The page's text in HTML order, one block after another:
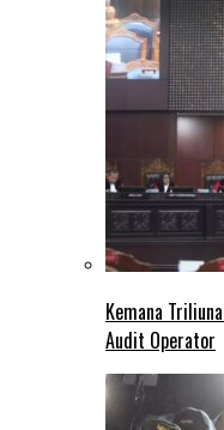
Kemana
Audit Operator